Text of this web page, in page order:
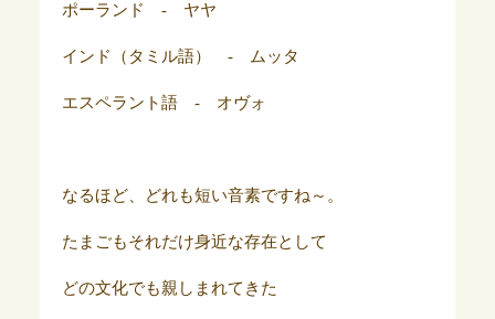
ポーランド - ヤヤ
インド（タミル語） - ムッタ
エスペラント語 - オヴォ
なるほど、どれも短い音素ですね～。
たまごもそれだけ身近な存在として
どの文化でも親しまれてきた